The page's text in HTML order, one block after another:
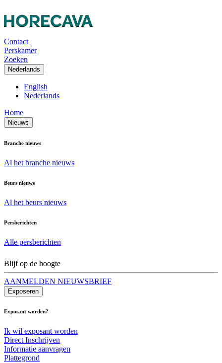
Contact
Perskamer
Zoeken
Nederlands
English
Nederlands
Home
Nieuws
Branche nieuws
Al het branche nieuws
Beurs nieuws
Al het beurs nieuws
Persberichten
Alle persberichten
Blijf op de hoogte
AANMELDEN NIEUWSBRIEF
Exposeren
Exposant worden?
Ik wil exposant worden
Direct Inschrijven
Informatie aanvragen
Plattegrond